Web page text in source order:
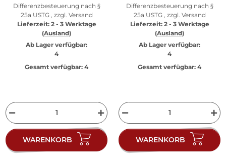
Differenzbesteuerung nach §
25a USTG , zzgl. Versand
Lieferzeit: 2 - 3 Werktage
(Ausland)
Ab Lager verfügbar:
4
Gesamt verfügbar: 4
WARENKORB
Differenzbesteuerung nach §
25a USTG , zzgl. Versand
Lieferzeit: 2 - 3 Werktage
(Ausland)
Ab Lager verfügbar:
4
Gesamt verfügbar: 4
WARENKORB